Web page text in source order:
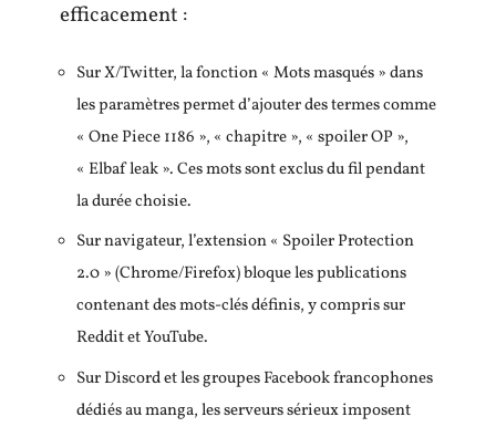
efficacement :
Sur X/Twitter, la fonction « Mots masqués » dans
les paramètres permet d’ajouter des termes comme
« One Piece 1186 », « chapitre », « spoiler OP »,
« Elbaf leak ». Ces mots sont exclus du fil pendant
la durée choisie.
Sur navigateur, l’extension « Spoiler Protection
2.0 » (Chrome/Firefox) bloque les publications
contenant des mots-clés définis, y compris sur
Reddit et YouTube.
Sur Discord et les groupes Facebook francophones
dédiés au manga, les serveurs sérieux imposent